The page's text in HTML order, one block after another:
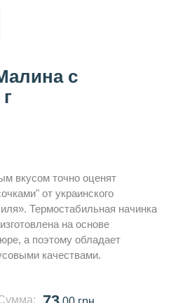
с
вкусом точно оценят
от украинского
Термостабильная начинка
на основе
а поэтому обладает
качествами.